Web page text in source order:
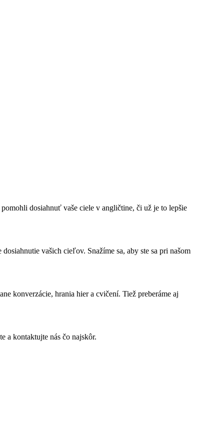
dosiahnuť vaše ciele v angličtine, či už je to lepšie
vašich cieľov. Snažíme sa, aby ste sa pri našom
konverzácie, hrania hier a cvičení. Tiež preberáme aj
a kontaktujte nás čo najskôr.